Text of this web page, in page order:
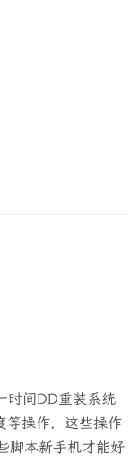
时间DD重装系统
等操作，这些操作
脚本新手机才能好